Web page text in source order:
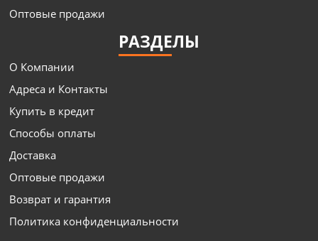
Оптовые продажи
РАЗДЕЛЫ
О Компании
Адреса и Контакты
Купить в кредит
Способы оплаты
Доставка
Оптовые продажи
Возврат и гарантия
Политика конфиденциальности